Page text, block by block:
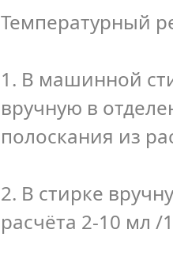
Температурный
1. В машинной
вручную в
полоскания из
2. В стирке
расчёта 2-10 мл /